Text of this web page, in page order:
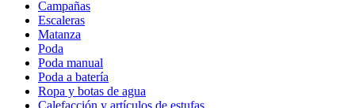
Campañas
Escaleras
Matanza
Poda
Poda manual
Poda a batería
Ropa y botas de agua
Calefacción y artículos de estufas